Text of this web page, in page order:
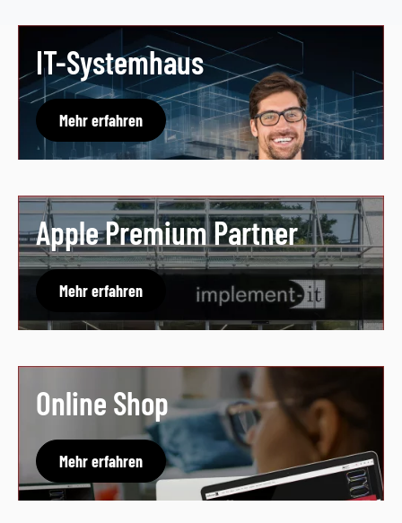
IT-Systemhaus
Mehr erfahren
Apple Premium Partner
Mehr erfahren
Online Shop
Mehr erfahren